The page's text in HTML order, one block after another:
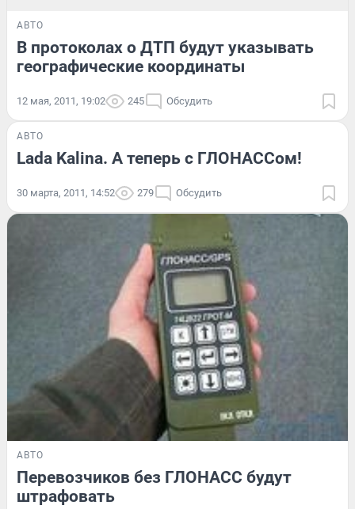
АВТО
В протоколах о ДТП будут указывать
географические координаты
12 мая, 2011, 19:02 245 Обсудить
АВТО
Lada Kalina. А теперь с ГЛОНАССом!
30 марта, 2011, 14:52 279 Обсудить
АВТО
Перевозчиков без ГЛОНАСС будут
штрафовать